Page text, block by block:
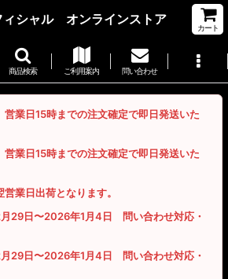
ィシャル オンラインストア
カート
商品検索 ご利用案内 問い合わせ
業日15時までの注文確定で即日発送いた
業日15時までの注文確定で即日発送いた
業日出荷となります。
29日〜2026年1月4日 問い合わせ対応・
29日〜2026年1月4日 問い合わせ対応・